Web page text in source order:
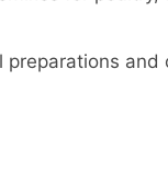
preparations and